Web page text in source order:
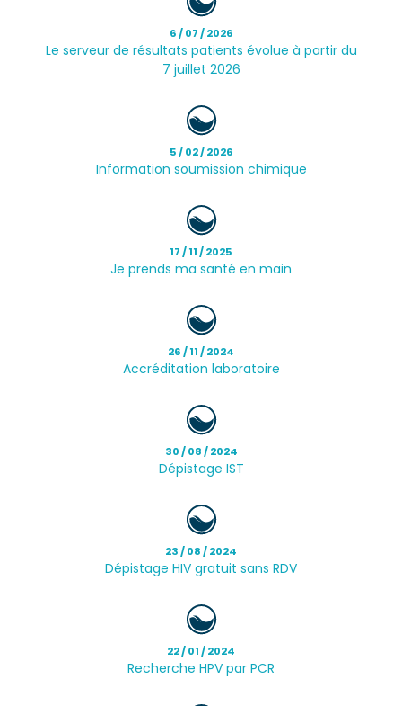
6 / 07 / 2026
Le serveur de résultats patients évolue à partir du
7 juillet 2026
5 / 02 / 2026
Information soumission chimique
17 / 11 / 2025
Je prends ma santé en main
26 / 11 / 2024
Accréditation laboratoire
30 / 08 / 2024
Dépistage IST
23 / 08 / 2024
Dépistage HIV gratuit sans RDV
22 / 01 / 2024
Recherche HPV par PCR